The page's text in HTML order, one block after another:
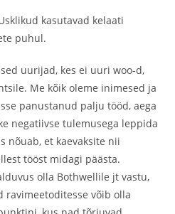
kasutavad kelaati
puhul.
uurijad, kes ei uuri woo-d,
Me kõik oleme inimesed ja
panustanud palju tööd, aega
negatiivse tulemusega leppida
nõuab, et kaevaksite nii
tööst midagi päästa.
olla Bothwellile jt vastu,
ravimeetoditesse võib olla